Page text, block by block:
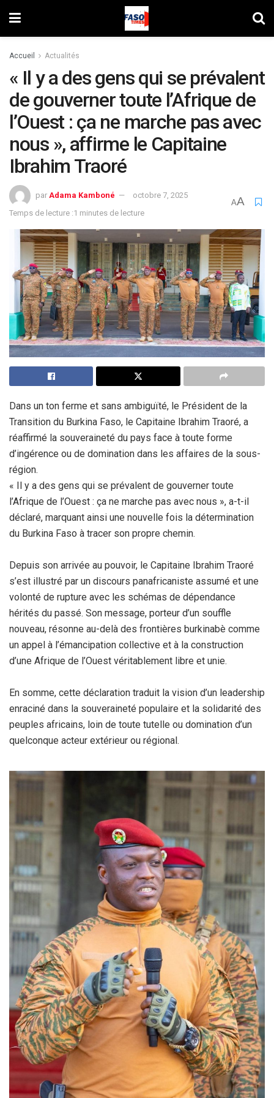
Accueil Actualités
« Il y a des gens qui se prévalent
de gouverner toute l’Afrique de
l’Ouest : ça ne marche pas avec
nous », affirme le Capitaine
Ibrahim Traoré
par Adama Kamboné
octobre 7, 2025
Temps de lecture :1 minutes de lecture
AA
Dans un ton ferme et sans ambiguïté, le Président de la
Transition du Burkina Faso, le Capitaine Ibrahim Traoré, a
réaffirmé la souveraineté du pays face à toute forme
d’ingérence ou de domination dans les affaires de la sous-
région.
« Il y a des gens qui se prévalent de gouverner toute
l’Afrique de l’Ouest : ça ne marche pas avec nous », a-t-il
déclaré, marquant ainsi une nouvelle fois la détermination
du Burkina Faso à tracer son propre chemin.
Depuis son arrivée au pouvoir, le Capitaine Ibrahim Traoré
s’est illustré par un discours panafricaniste assumé et une
volonté de rupture avec les schémas de dépendance
hérités du passé. Son message, porteur d’un souffle
nouveau, résonne au-delà des frontières burkinabè comme
un appel à l’émancipation collective et à la construction
d’une Afrique de l’Ouest véritablement libre et unie.
En somme, cette déclaration traduit la vision d’un leadership
enraciné dans la souveraineté populaire et la solidarité des
peuples africains, loin de toute tutelle ou domination d’un
quelconque acteur extérieur ou régional.